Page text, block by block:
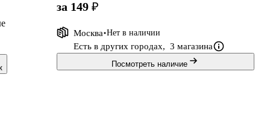
за 149 ₽
Москва Нет в наличии
Есть в других городах, 3 магазина
Посмотреть наличие